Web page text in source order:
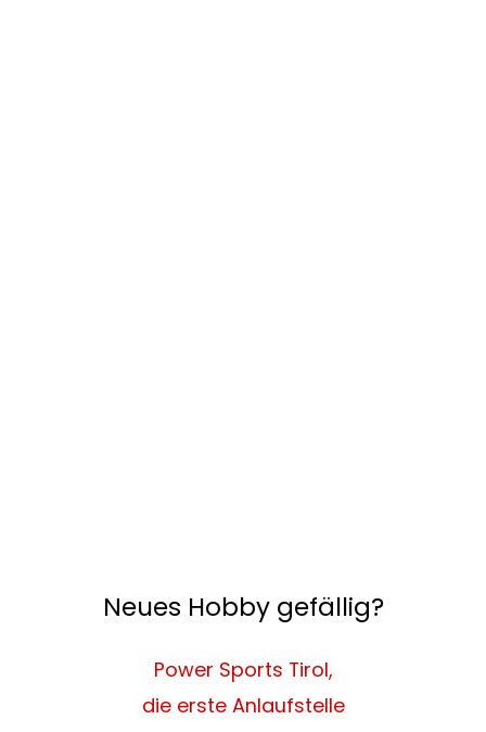
Neues Hobby gefällig?
Power Sports Tirol,
die erste Anlaufstelle